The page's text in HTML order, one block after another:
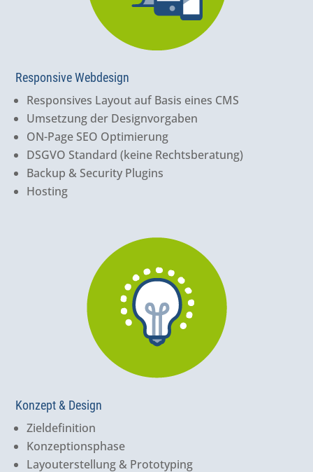
Responsive Webdesign
Responsives Layout auf Basis eines CMS
Umsetzung der Designvorgaben
ON-Page SEO Optimierung
DSGVO Standard (keine Rechtsberatung)
Backup & Security Plugins
Hosting
Konzept & Design
Zieldefinition
Konzeptionsphase
Layouterstellung & Prototyping